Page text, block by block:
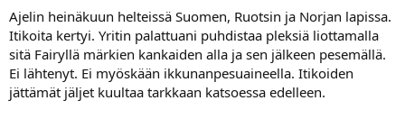
u
n
a
l
o
i
v
ä
Ajelin heinäkuun helteissä Suomen, Ruotsin ja Norjan lapissa.
Itikoita kertyi. Yritin palattuani puhdistaa pleksiä liottamalla
sitä Fairyllä märkien kankaiden alla ja sen jälkeen pesemällä.
Ei lähtenyt. Ei myöskään ikkunanpesuaineella. Itikoiden
jättämät jäljet kuultaa tarkkaan katsoessa edelleen.